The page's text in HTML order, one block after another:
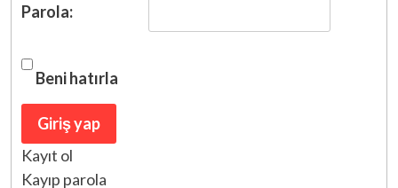
Parola:
Beni hatırla
Giriş yap
Kayıt ol
Kayıp parola